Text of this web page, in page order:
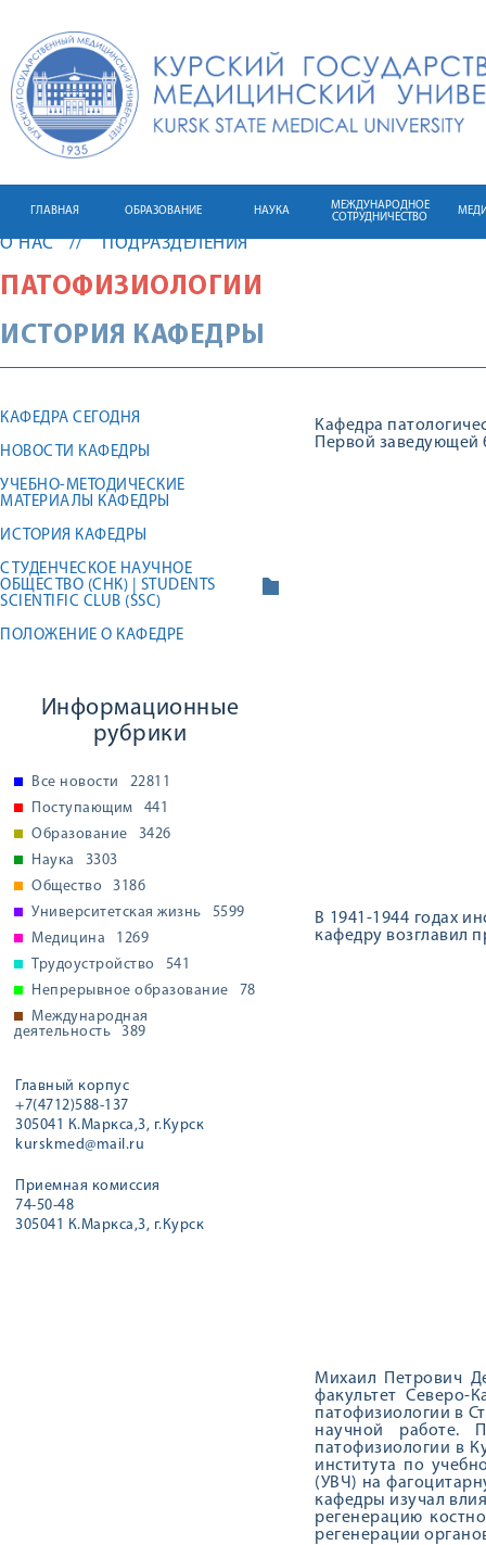
ГЛАВНАЯ ОБРАЗОВАНИЕ НАУКА
МЕЖДУНАРОДНОЕ
СОТРУДНИЧЕСТВО
О НАС ПОДРАЗДЕЛЕНИЯ
ПАТОФИЗИОЛОГИИ
ИСТОРИЯ КАФЕДРЫ
КАФЕДРА СЕГОДНЯ
НОВОСТИ КАФЕДРЫ
УЧЕБНО-МЕТОДИЧЕСКИЕ
МАТЕРИАЛЫ КАФЕДРЫ
ИСТОРИЯ КАФЕДРЫ
СТУДЕНЧЕСКОЕ НАУЧНОЕ
ОБЩЕСТВО (СНК) | STUDENTS
SCIENTIFIC CLUB (SSC)
ПОЛОЖЕНИЕ О КАФЕДРЕ
Информационные
рубрики
Все новости
22811
Поступающим
441
Образование
3426
Наука
3303
Общество
3186
Университетская жизнь
5599
Медицина
1269
Трудоустройство
541
Непрерывное образование
78
Международная
деятельность
389
Главный корпус
+7(4712)588-137
305041 К.Маркса,3, г.Курск
kurskmed@mail.ru
Приемная комиссия
74-50-48
305041 К.Маркса,3, г.Курск
Кафедра
Первой заведующей
В 1941-1944 годах
кафедру возглавил
Михаил Петрович
факультет Северо-
патофизиологии в
научной работе.
патофизиологии в
института по
(УВЧ) на
кафедры изучал
регенерацию
регенерации